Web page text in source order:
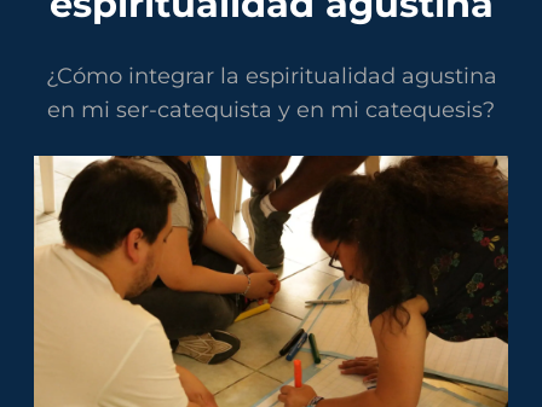
¿Cómo integrar la espiritualidad agustina
en mi ser-catequista y en mi catequesis?